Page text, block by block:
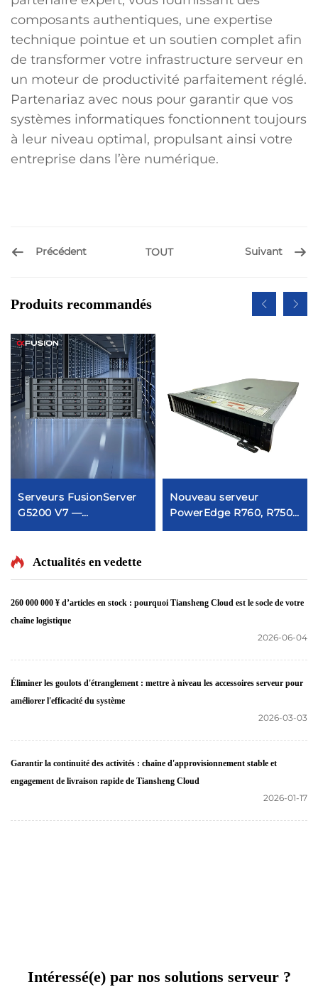
composants authentiques, une expertise
technique pointue et un soutien complet afin
de transformer votre infrastructure serveur en
un moteur de productivité parfaitement réglé.
Partenariaz avec nous pour garantir que vos
systèmes informatiques fonctionnent toujours
à leur niveau optimal, propulsant ainsi votre
entreprise dans l’ère numérique.
Précédent TOUT Suivant
Produits recommandés
Serveurs FusionServer
G5200 V7 —
ordinateurs, NAS,
stations de travail,
Xeon
Nouveau serveur
PowerEdge R760, R750,
R750XS, R750, R7625,
Actualités en vedette
260 000 000 ¥ d’articles en stock : pourquoi Tiansheng Cloud est le socle de votre
chaîne logistique
2026-06-04
Éliminer les goulots d'étranglement : mettre à niveau les accessoires serveur pour
améliorer l'efficacité du système
2026-03-03
Garantir la continuité des activités : chaîne d'approvisionnement stable et
engagement de livraison rapide de Tiansheng Cloud
2026-01-17
Intéressé(e) par nos solutions serveur ?